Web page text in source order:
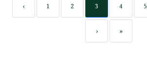
‹ 1 2 3 4 5
› »